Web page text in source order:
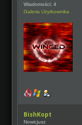
Wiadomości: 4
Galeria Użytkownika
BishKopt
Nowicjusz